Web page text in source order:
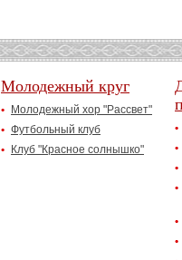
Молодежный круг
Молодежный хор "Рассвет"
Футбольный клуб
Клуб "Красное солнышко"